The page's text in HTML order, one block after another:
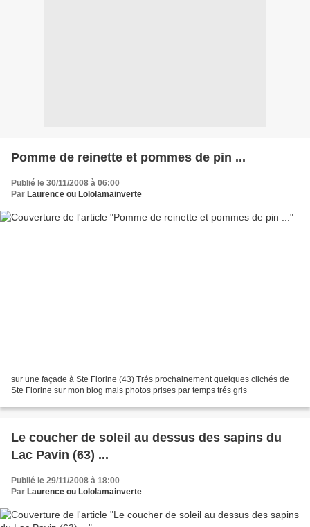
Pomme de reinette et pommes de pin ...
Publié le 30/11/2008 à 06:00
Par Laurence ou Lololamainverte
sur une façade à Ste Florine (43) Trés prochainement quelques clichés de
Ste Florine sur mon blog mais photos prises par temps trés gris
Le coucher de soleil au dessus des sapins du
Lac Pavin (63) ...
Publié le 29/11/2008 à 18:00
Par Laurence ou Lololamainverte